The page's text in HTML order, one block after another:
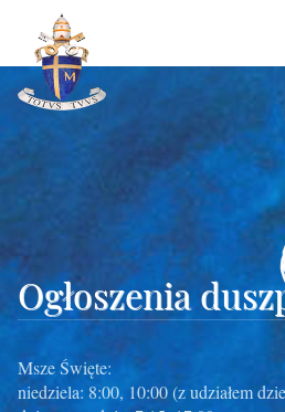
Ogłoszenia
Msze Święte:
niedziela: 8:00, 10:00 (z udziałem